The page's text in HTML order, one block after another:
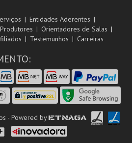
Entidades Aderentes
Orientadores de Salas
Testemunhos Carreiras
- Powered by ETNAGA